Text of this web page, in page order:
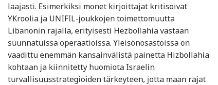
laajasti. Esimerkiksi monet kirjoittajat kritisoivat
YKroolia ja UNIFIL-joukkojen toimettomuutta
Libanonin rajalla, erityisesti Hezbollahia vastaan
suunnatuissa operaatioissa. Yleisönosastoissa on
vaadittu enemmän kansainvälistä painetta Hizbollahia
kohtaan ja kiinnitetty huomiota Israelin
turvallisuusstrategioiden tärkeyteen, jotta maan rajat